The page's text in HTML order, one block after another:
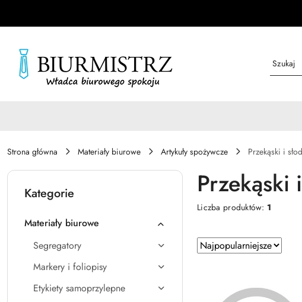
Strona główna Materiały biurowe Artykuły spożywcze Przekąski i
Kategorie
Materiały biurowe
Segregatory
Markery i foliopisy
Etykiety samoprzylepne
Przekąski
Liczba produktów: 1
Zastosowano
sortowanie:
Sortuj
według